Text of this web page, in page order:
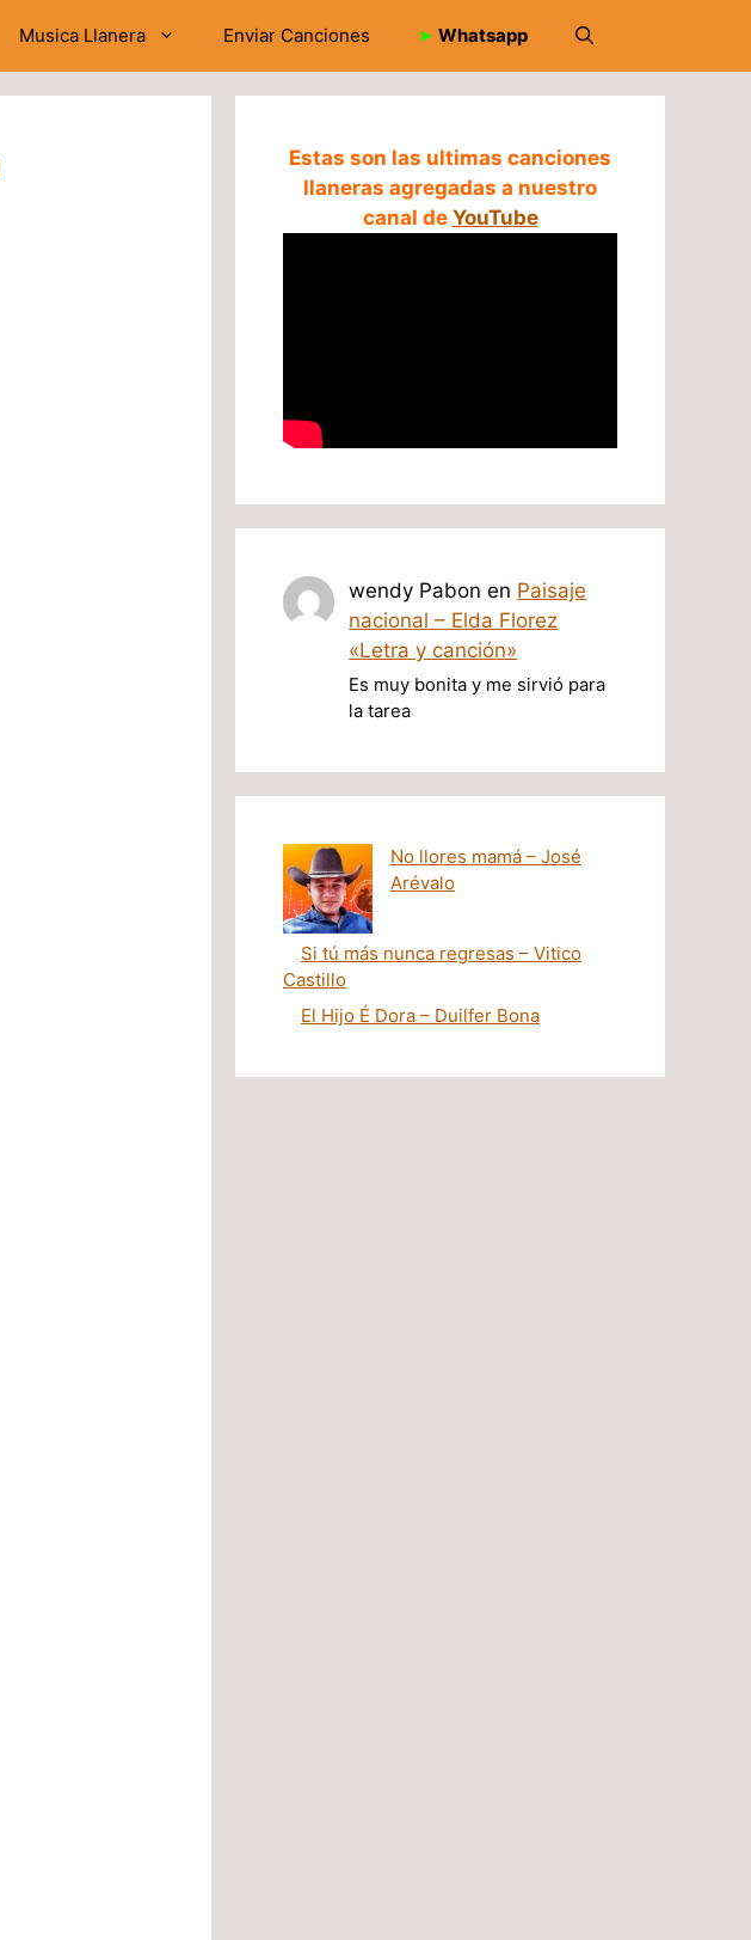
Musica Llanera Enviar Canciones ➤ Whatsapp
Estas son las ultimas canciones
llaneras agregadas a nuestro
canal de YouTube
wendy Pabon en Paisaje
nacional – Elda Florez
«Letra y canción»
Es muy bonita y me sirvió para
la tarea
No llores mamá – José
Arévalo
Si tú más nunca regresas – Vitico
Castillo
El Hijo É Dora – Duilfer Bona